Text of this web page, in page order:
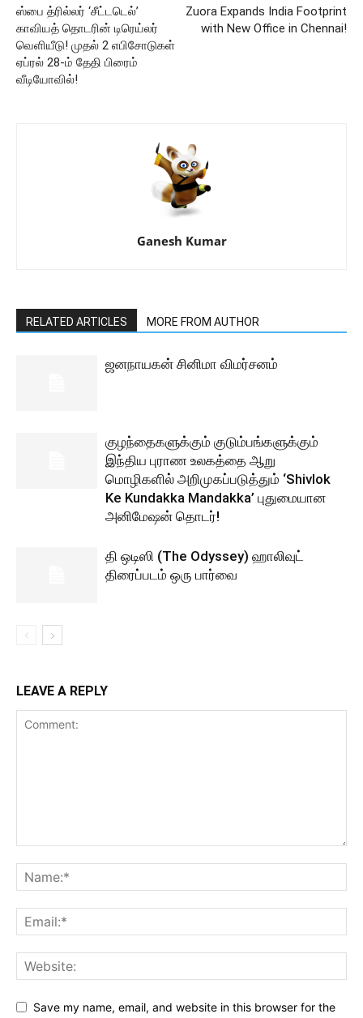
ஸ்பை த்ரில்லர் ‘சீட்டடெல்’
காவியத் தொடரின் டிரெய்லர்
வெளியீடு! முதல் 2 எபிசோடுகள்
ஏப்ரல் 28-ம் தேதி பிரைம்
வீடியோவில்!
Zuora Expands India Footprint
with New Office in Chennai!
Ganesh Kumar
RELATED ARTICLES MORE FROM AUTHOR
ஜனநாயகன் சினிமா விமர்சனம்
குழந்தைகளுக்கும் குடும்பங்களுக்கும்
இந்திய புராண உலகத்தை ஆறு
மொழிகளில் அறிமுகப்படுத்தும் ‘Shivlok
Ke Kundakka Mandakka’ புதுமையான
அனிமேஷன் தொடர்!
தி ஒடிஸி (The Odyssey) ஹாலிவுட்
திரைப்படம் ஒரு பார்வை
LEAVE A REPLY
Save my name, email, and website in this browser for the